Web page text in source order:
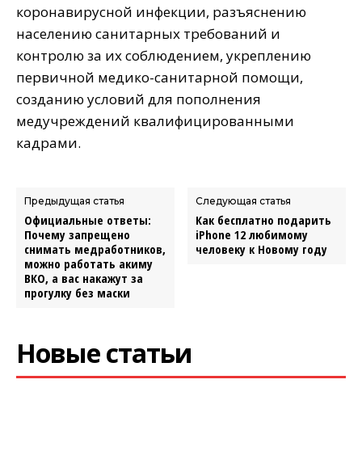
коронавирусной инфекции, разъяснению
населению санитарных требований и
контролю за их соблюдением, укреплению
первичной медико-санитарной помощи,
созданию условий для пополнения
медучреждений квалифицированными
кадрами.
Предыдущая статья
Официальные ответы:
Почему запрещено
снимать медработников,
можно работать акиму
ВКО, а вас накажут за
прогулку без маски
Следующая статья
Как бесплатно подарить
iPhone 12 любимому
человеку к Новому году
Новые статьи